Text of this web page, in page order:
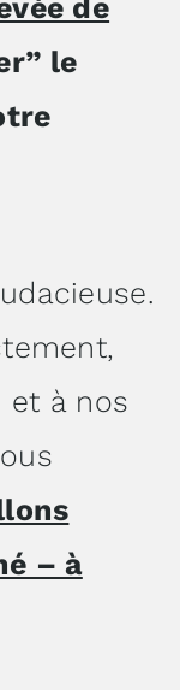
de
le
et à nos
– à